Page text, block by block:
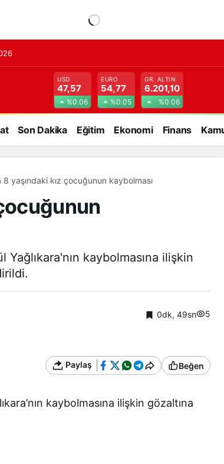
USD
47,57
%0.06
EURO
54,77
%0.05
GR. ALTIN
6.201,10
%0.06
Son Dakika Eğitim Ekonomi Finans
8 yaşındaki kız çocuğunun kaybolması
kaybolmasına ilişkin
0dk, 49sn 5
Paylaş Beğen
kaybolmasına ilişkin gözaltına